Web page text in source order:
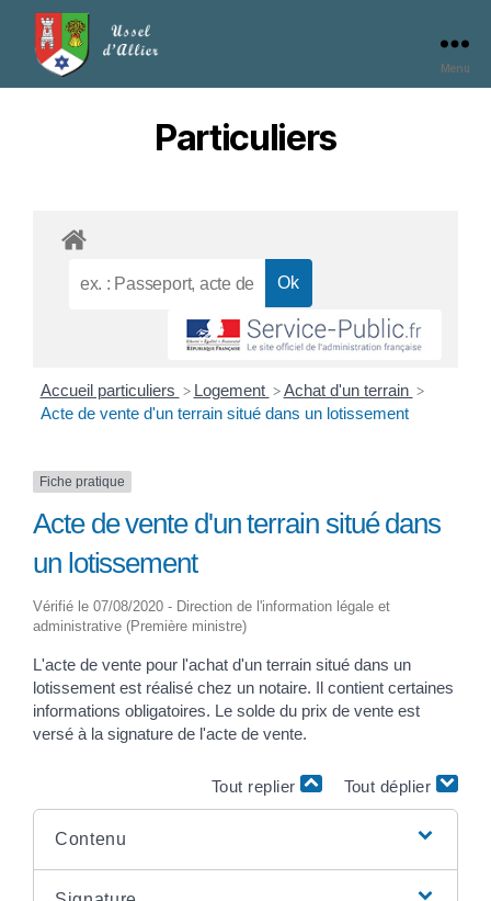
Menu
Particuliers
Accueil particuliers > Logement > Achat d'un terrain >
Acte de vente d'un terrain situé dans un lotissement
Fiche pratique
Acte de vente d'un terrain situé dans
un lotissement
Vérifié le 07/08/2020 - Direction de l'information légale et
administrative (Première ministre)
L'acte de vente pour l'achat d'un terrain situé dans un
lotissement est réalisé chez un notaire. Il contient certaines
informations obligatoires. Le solde du prix de vente est
versé à la signature de l'acte de vente.
Tout replier Tout déplier
Contenu